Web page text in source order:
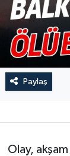
Paylaş
Olay,